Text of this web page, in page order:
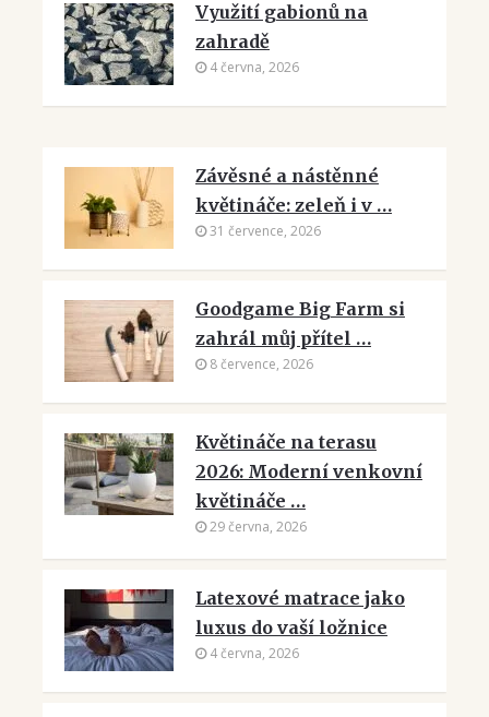
Využití gabionů na
zahradě
4 června, 2026
Závěsné a nástěnné
květináče: zeleň i v …
31 července, 2026
Goodgame Big Farm si
zahrál můj přítel …
8 července, 2026
Květináče na terasu
2026: Moderní venkovní
květináče …
29 června, 2026
Latexové matrace jako
luxus do vaší ložnice
4 června, 2026